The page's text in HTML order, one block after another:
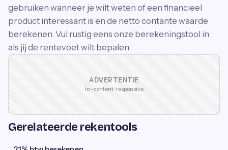
gebruiken wanneer je wilt weten of een financieel
product interessant is en de netto contante waarde
berekenen. Vul rustig eens onze berekeningstool in
als jij de rentevoet wilt bepalen.
ADVERTENTIE
In-content · responsive
Gerelateerde rekentools